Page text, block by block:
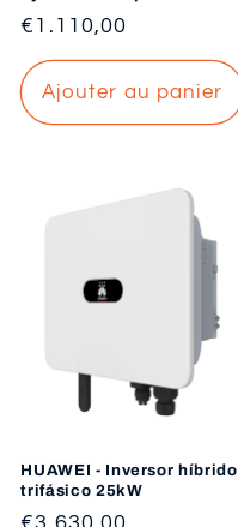
:
Prix
habituel
€1.110,00
Ajouter au panier
HUAWEI - Inversor híbrido
trifásico 25kW
Prix
€3.630,00